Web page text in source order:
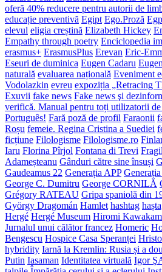
oferă 40% reducere pentru autorii de
educație preventivă Egipt Ego.Proză
elevul eligia creștină Elizabeth Hickey
Empathy through poetry Enciclopedia
erasmus+ ErasmusPlus Erevan Eric-
Eseuri de duminica Eugen Cadaru
naturală evaluarea națională Eveniment
Vodolazkin evreu expoziția „Retracing
Exuvii fake news Fake news şi
verifică. Manual pentru toți utilizatorii
Português! Fară poză de profil Faraonii
Roșu femeie. Regina Cristina a Suediei
ficțiune Filologisme Filologisme.ro
Iaru Florina Pîrjol Fontana di Trevi Fragil
Adameșteanu Gânduri către sine însuși
Gaudeamus 22 Generația APP
George C. Dumitru George CORNILĂ
Grégory RATEAU Gripa spaniolă din
György Dragomán Hamlet hashtag
Hergé Hergé Museum Hiromi
Jurnalul unui călător francez Homeric
Bengescu Hospice Casa Speranței
hybridity Iarnă la Kremlin: Rusia și a
Putin Iasaman Identitatea virtuală Igor